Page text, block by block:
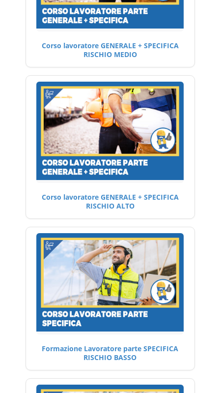
Corso lavoratore GENERALE + SPECIFICA
RISCHIO MEDIO
Corso lavoratore GENERALE + SPECIFICA
RISCHIO ALTO
Formazione Lavoratore parte SPECIFICA
RISCHIO BASSO